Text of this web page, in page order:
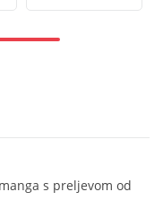
s preljevom od